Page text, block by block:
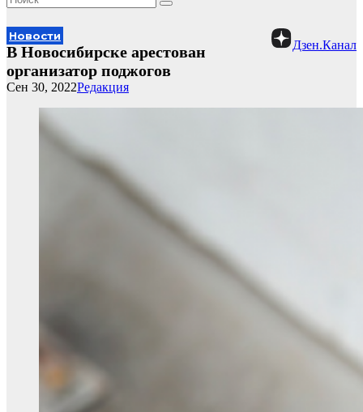
Новости
Дзен.Канал
В Новосибирске арестован
организатор поджогов
Редакция
Сен 30, 2022